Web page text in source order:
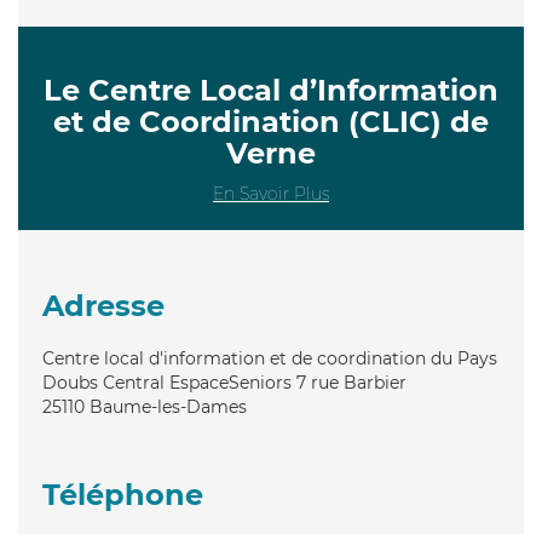
Le Centre Local d’Information
et de Coordination (CLIC) de
Verne
En Savoir Plus
Adresse
Centre local d'information et de coordination du Pays
Doubs Central EspaceSeniors 7 rue Barbier
25110 Baume-les-Dames
Téléphone